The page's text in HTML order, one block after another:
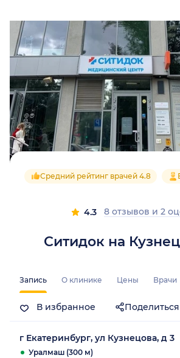
Ситидок на
Средний рейтинг врачей 4.8
4.3 8 отзывов и 2
Запись О клинике Цены Врачи
В избранное Поделиться
г Екатеринбург, ул Кузнецова, д 3
Уралмаш (300 м)